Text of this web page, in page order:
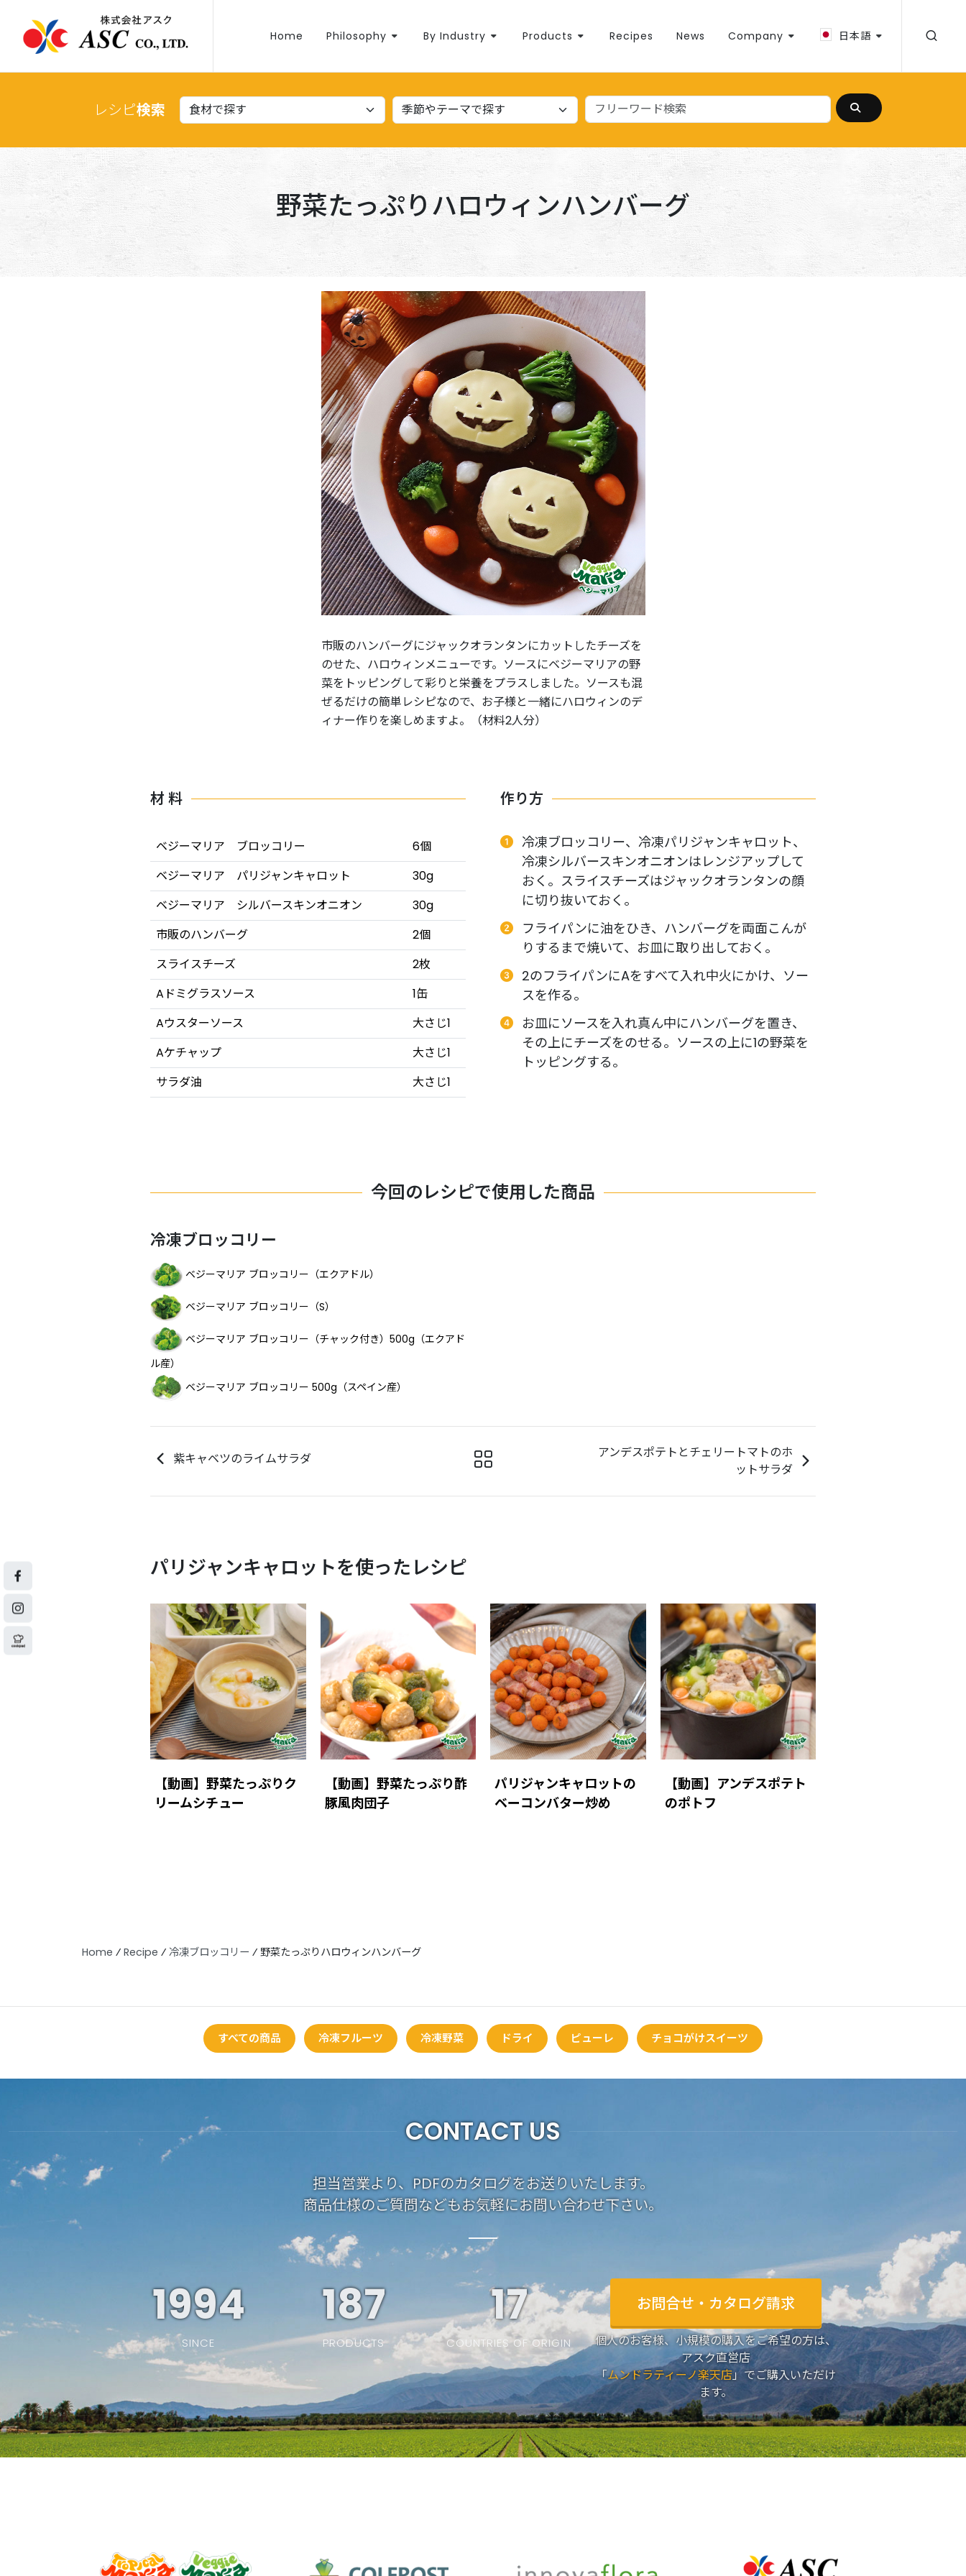
Home Philosophy By Industry Products Recipes News Company 日本語
レシピ検索
野菜たっぷりハロウィンハンバーグ
市販のハンバーグにジャックオランタンにカットしたチーズを
のせた、ハロウィンメニューです。ソースにベジーマリアの野
菜をトッピングして彩りと栄養をプラスしました。ソースも混
ぜるだけの簡単レシピなので、お子様と一緒にハロウィンのデ
ィナー作りを楽しめますよ。（材料2人分）
材 料
ベジーマリア ブロッコリー
6個
ベジーマリア パリジャンキャロット
30g
ベジーマリア シルバースキンオニオン
30g
市販のハンバーグ
2個
スライスチーズ
2枚
Aドミグラスソース
1缶
Aウスターソース
大さじ1
Aケチャップ
大さじ1
サラダ油
大さじ1
作り方
冷凍ブロッコリー、冷凍パリジャンキャロット、
冷凍シルバースキンオニオンはレンジアップして
おく。スライスチーズはジャックオランタンの顔
に切り抜いておく。
フライパンに油をひき、ハンバーグを両面こんが
りするまで焼いて、お皿に取り出しておく。
2のフライパンにAをすべて入れ中火にかけ、ソー
スを作る。
お皿にソースを入れ真ん中にハンバーグを置き、
その上にチーズをのせる。ソースの上に1の野菜を
トッピングする。
今回のレシピで使用した商品
冷凍ブロッコリー
ベジーマリア ブロッコリー（エクアドル）
ベジーマリア ブロッコリー（S）
ベジーマリア ブロッコリー（チャック付き）500g（エクアド
ル産）
ベジーマリア ブロッコリー 500g（スペイン産）
紫キャベツのライムサラダ
アンデスポテトとチェリートマトのホ
ットサラダ
パリジャンキャロットを使ったレシピ
【動画】野菜たっぷりク
リームシチュー
【動画】野菜たっぷり酢
豚風肉団子
パリジャンキャロットの
ベーコンバター炒め
【動画】アンデスポテト
のポトフ
Home ⁄ Recipe ⁄ 冷凍ブロッコリー ⁄ 野菜たっぷりハロウィンハンバーグ
すべての商品 冷凍フルーツ 冷凍野菜 ドライ ピューレ チョコがけスイーツ
CONTACT US
担当営業より、PDFのカタログをお送りいたします。
商品仕様のご質問などもお気軽にお問い合わせ下さい。
1994
SINCE
187
PRODUCTS
19
COUNTRIES OF ORIGIN
お問合せ・カタログ請求
個人のお客様、小規模の購入をご希望の方は、
アスク直営店
「ムンドラティーノ楽天店」でご購入いただけ
ます。